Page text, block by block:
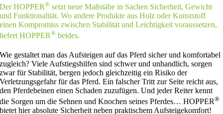
Der HOPPER® setzt neue Maßstäbe in Sachen Sicherheit, Gewicht
und Funktionalität. Wo andere Produkte aus Holz oder Kunststoff
einen Kompromiss zwischen Stabilität und Leichtigkeit voraussetzen,
liefert HOPPER® beides.
Wie gestaltet man das Aufsteigen auf das Pferd sicher und komfortabel
zugleich? Viele Aufstiegshilfen sind schwer und unhandlich, sorgen
zwar für Stabilität, bergen jedoch gleichzeitig ein Risiko der
Verletzungsgefahr für das Pferd. Ein falscher Tritt zur Seite reicht aus,
den Pferdebeinen einen Schaden zuzufügen. Und jeder Reiter kennt
die Sorgen um die Sehnen und Knochen seines Pferdes… HOPPER®
bietet hier absolute Sicherheit neben praktischem Aufsteigekomfort!